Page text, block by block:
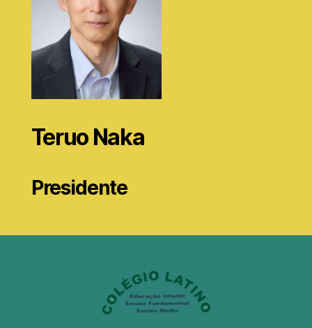
Teruo Naka
Presidente